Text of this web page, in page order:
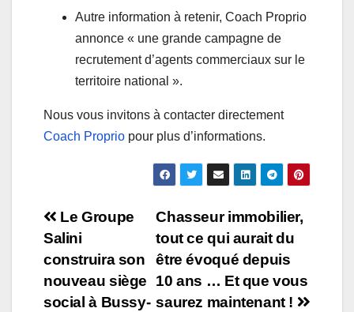
Autre information à retenir, Coach Proprio
annonce « une grande campagne de
recrutement d’agents commerciaux sur le
territoire national ».
Nous vous invitons à contacter directement
Coach Proprio pour plus d’informations.
Navigation
de
l’article
Chasseur immobilier,
tout ce qui aurait du
être évoqué depuis
10 ans … Et que vous
saurez maintenant !
Le Groupe
Salini
construira son
nouveau siège
social à Bussy-